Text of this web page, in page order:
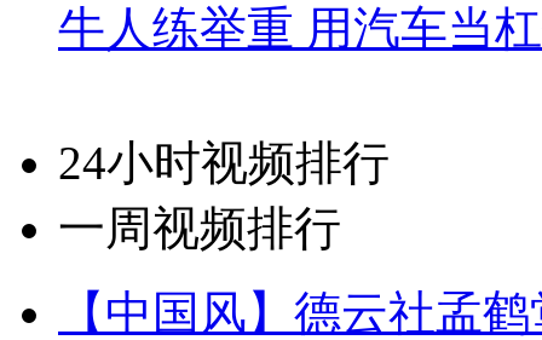
牛人练举重 用汽车当
24小时视频排行
一周视频排行
【中国风】德云社孟